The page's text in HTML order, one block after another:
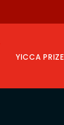
YICCA PRIZE